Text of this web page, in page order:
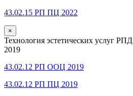
43.02.15 РП ПЦ 2022
×
Технология эстетических услуг РПД
2019
43.02.12 РП ООЦ 2019
43.02.12 РП ПЦ 2019